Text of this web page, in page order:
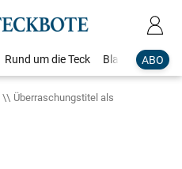
ABO
Rund um die Teck Blaulicht
Überraschungstitel als